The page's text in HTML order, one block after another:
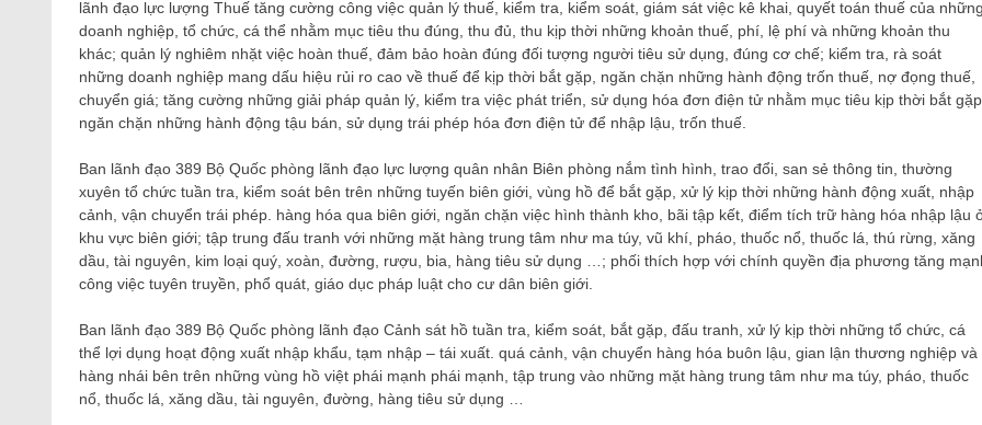
lãnh đạo lực lượng Thuế tăng cường công việc quản lý thuế, kiểm tra, kiểm soát, giám sát việc kê khai, quyết toán thuế của
doanh nghiệp, tổ chức, cá thể nhằm mục tiêu thu đúng, thu đủ, thu kịp thời những khoản thuế, phí, lệ phí và những khoản thu
khác; quản lý nghiêm nhặt việc hoàn thuế, đảm bảo hoàn đúng đối tượng người tiêu sử dụng, đúng cơ chế; kiểm tra, rà soát
những doanh nghiệp mang dấu hiệu rủi ro cao về thuế để kịp thời bắt gặp, ngăn chặn những hành động trốn thuế, nợ đọng thuế,
chuyển giá; tăng cường những giải pháp quản lý, kiểm tra việc phát triển, sử dụng hóa đơn điện tử nhằm mục tiêu kịp thời bắt
ngăn chặn những hành động tậu bán, sử dụng trái phép hóa đơn điện tử để nhập lậu, trốn thuế.
Ban lãnh đạo 389 Bộ Quốc phòng lãnh đạo lực lượng quân nhân Biên phòng nắm tình hình, trao đổi, san sẻ thông tin, thường
xuyên tổ chức tuần tra, kiểm soát bên trên những tuyến biên giới, vùng hồ để bắt gặp, xử lý kịp thời những hành động xuất, nhập
cảnh, vận chuyển trái phép. hàng hóa qua biên giới, ngăn chặn việc hình thành kho, bãi tập kết, điểm tích trữ hàng hóa nhập lậu
khu vực biên giới; tập trung đấu tranh với những mặt hàng trung tâm như ma túy, vũ khí, pháo, thuốc nổ, thuốc lá, thú rừng, xăng
dầu, tài nguyên, kim loại quý, xoàn, đường, rượu, bia, hàng tiêu sử dụng …; phối thích hợp với chính quyền địa phương tăng
công việc tuyên truyền, phổ quát, giáo dục pháp luật cho cư dân biên giới.
Ban lãnh đạo 389 Bộ Quốc phòng lãnh đạo Cảnh sát hồ tuần tra, kiểm soát, bắt gặp, đấu tranh, xử lý kịp thời những tổ chức, cá
thể lợi dụng hoạt động xuất nhập khẩu, tạm nhập – tái xuất. quá cảnh, vận chuyển hàng hóa buôn lậu, gian lận thương nghiệp và
hàng nhái bên trên những vùng hồ việt phái mạnh phái mạnh, tập trung vào những mặt hàng trung tâm như ma túy, pháo, thuốc
nổ, thuốc lá, xăng dầu, tài nguyên, đường, hàng tiêu sử dụng …